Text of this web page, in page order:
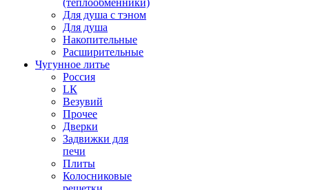
(теплообменники)
Для душа с тэном
Для душа
Накопительные
Расширительные
Чугунное литье
Россия
LК
Везувий
Прочее
Дверки
Задвижки для
печи
Плиты
Колосниковые